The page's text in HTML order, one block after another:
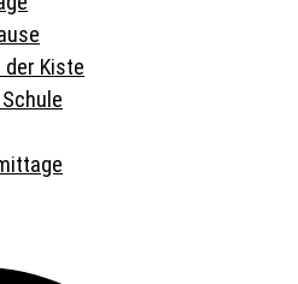
Kiste